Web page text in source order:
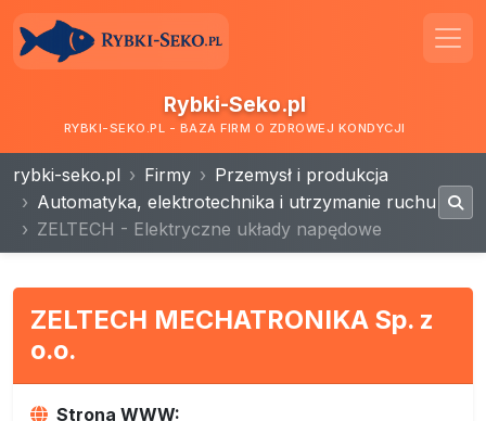
Rybki-Seko.pl
RYBKI-SEKO.PL - BAZA FIRM O ZDROWEJ KONDYCJI
rybki-seko.pl Firmy
Przemysł i produkcja
Automatyka, elektrotechnika i utrzymanie ruchu
ZELTECH - Elektryczne układy napędowe
ZELTECH MECHATRONIKA Sp. z
o.o.
Strona WWW: